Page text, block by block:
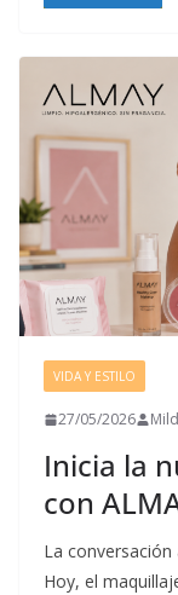
VIDA Y ESTILO
27/05/2026
Inicia la
con
La
Hoy, el